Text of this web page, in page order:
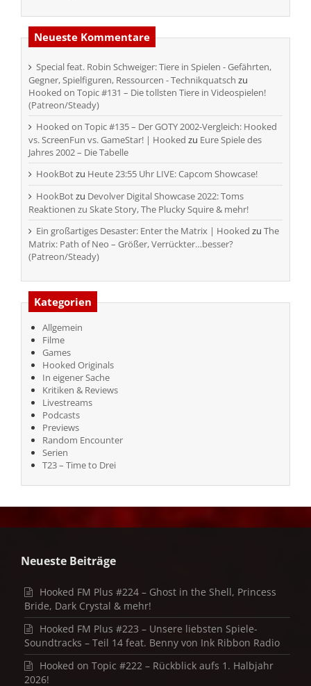
Neueste Kommentare
Special feat. Robin Schweiger: Tiere in Spielen - Gefährten,
Gegner, Spielfiguren, Ressourcen - Technikquatsch zu
Hooked on Topic #131 – Die tollsten Tiere in Videospielen!
(Patreon/Steady)
Hooked on Topic #135 – Der GOTY 2002-Vergleich: Hooked
vs. ScreenFun vs. GameStar! | Hooked zu Eure Spiele des
Jahres 2002 – Die Tabelle
HookBotzu Heute 23:55 Uhr LIVE: Capcom Showcase!
HookBotzu Devolver Digital Showcase 2022: Toms
Reaktionen zu Skate Story, The Plucky Squire & mehr!
Ein großartiges Desaster: Enter the Matrix | Hooked zu The
Matrix: Path of Neo – Größer, Verrückter…besser?
(Patreon/Steady)
Kategorien
Allgemein
Filme
Games
Hooked Originals
In eigener Sache
Kritiken & Reviews
Livestreams
Podcasts
Previews
Random Encounter
Serien
T23 – Time to Drei
Neueste Beiträge
Hooked FM Plus #224 – Ghost in the Shell, Princess
Bride, Dark Crystal & mehr!
Hooked FM Plus #223 – Unsere liebsten Spiele-
Soundtracks – Teil 14 feat. Benny von Ink Ribbon Radio
Hooked on Topic #222 – Rückblick aufs 1. Halbjahr
2026!